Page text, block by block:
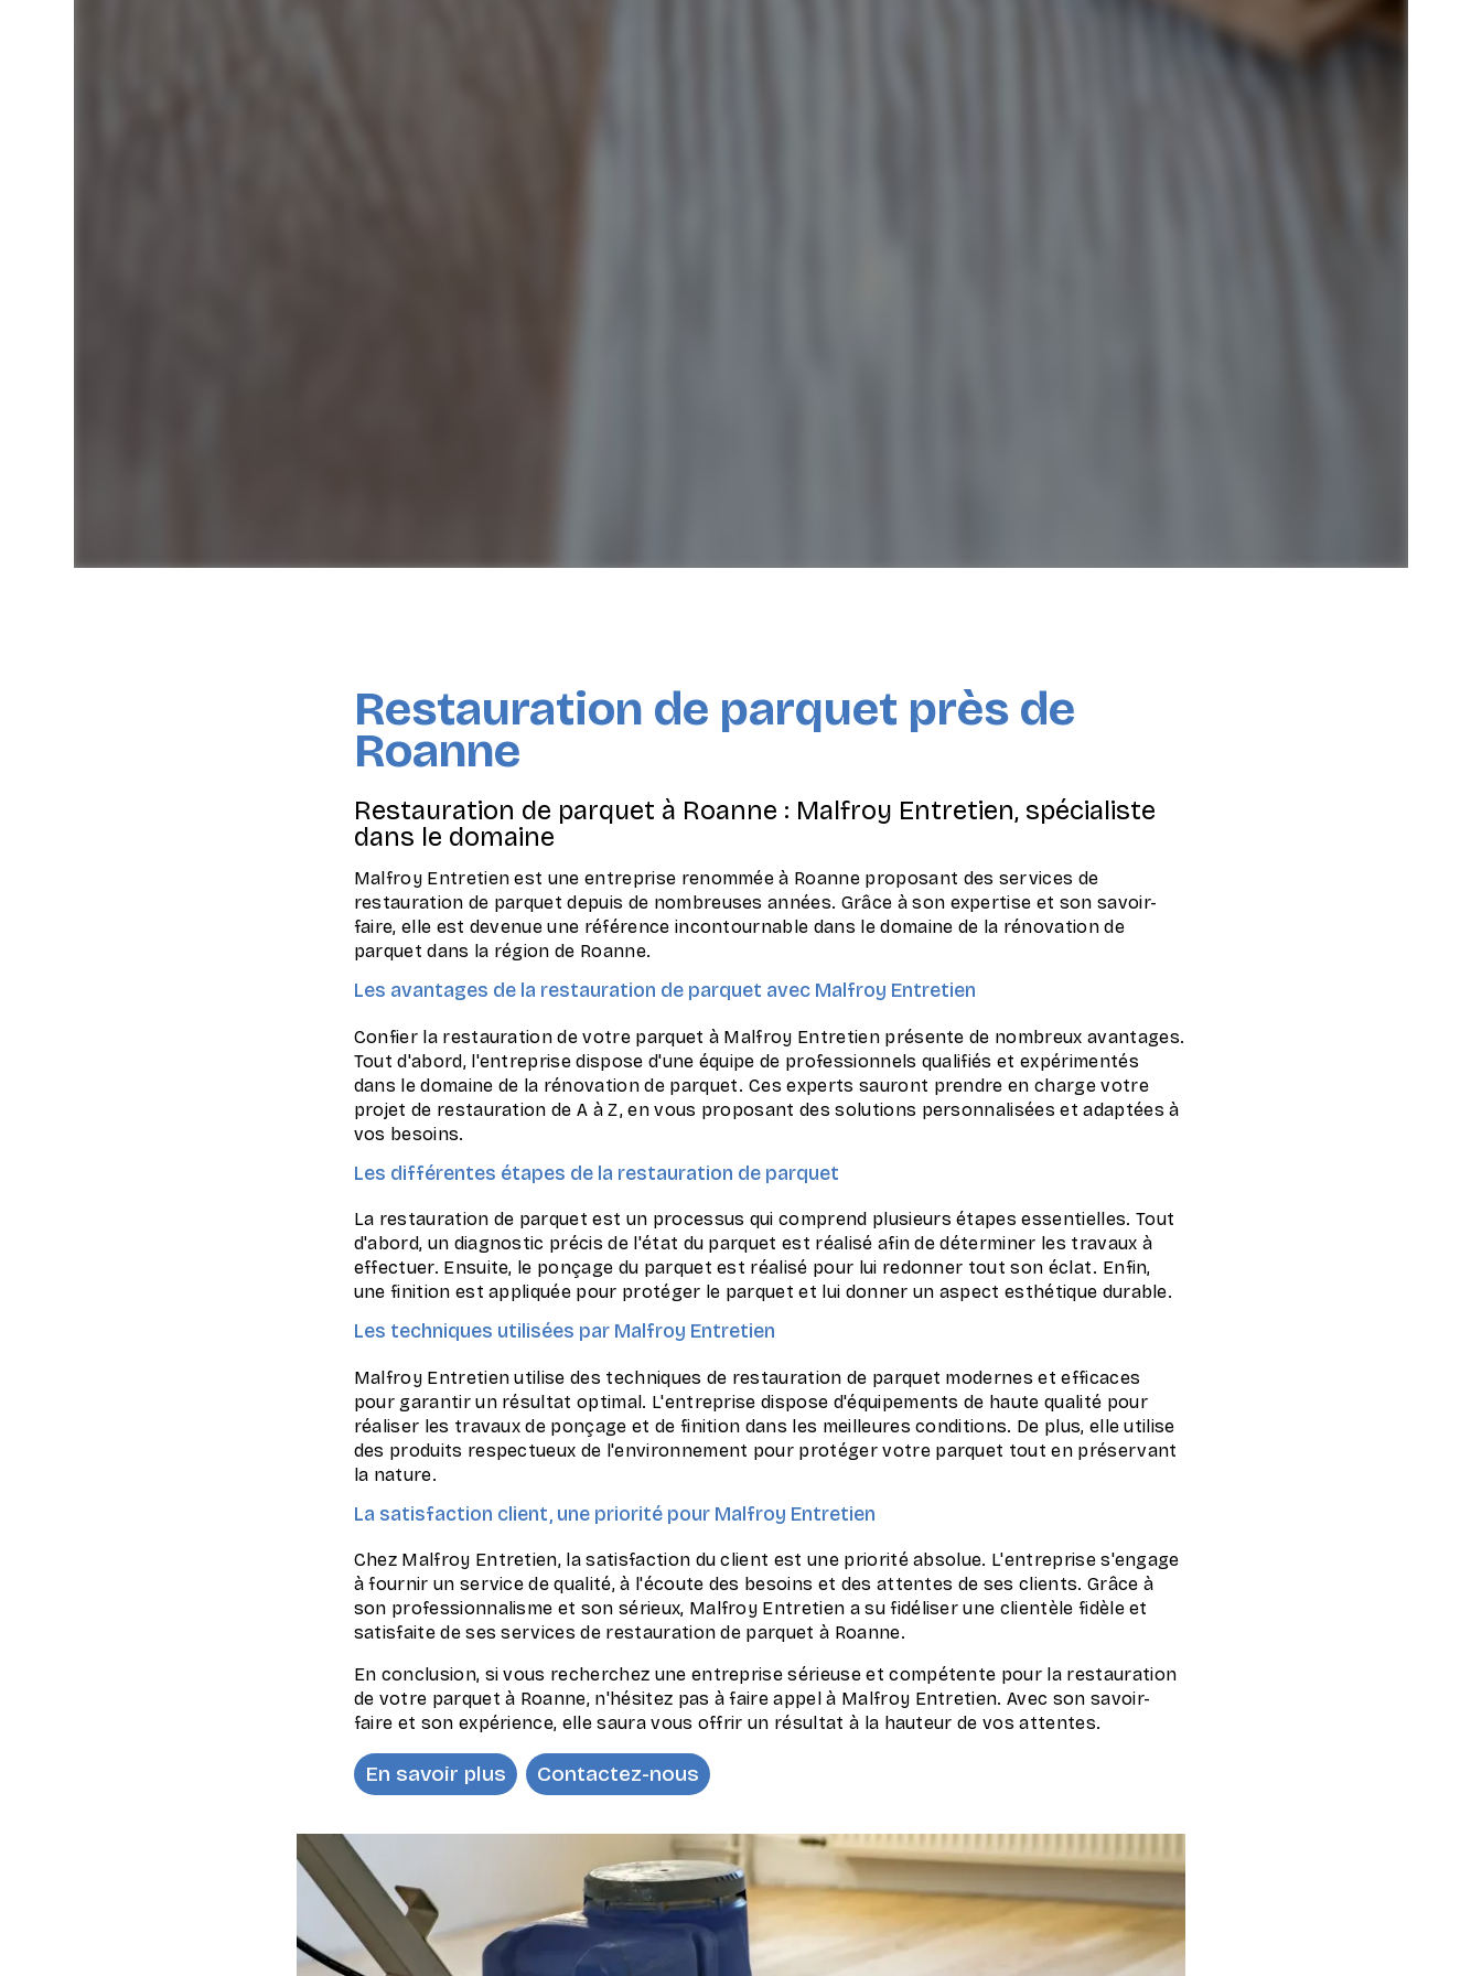
Restauration de parquet près de
Roanne
Restauration de parquet à Roanne : Malfroy Entretien, spécialiste
dans le domaine
Malfroy Entretien est une entreprise renommée à Roanne proposant des services de
restauration de parquet depuis de nombreuses années. Grâce à son expertise et son savoir-
faire, elle est devenue une référence incontournable dans le domaine de la rénovation de
parquet dans la région de Roanne.
Les avantages de la restauration de parquet avec Malfroy Entretien
Confier la restauration de votre parquet à Malfroy Entretien présente de nombreux avantages.
Tout d'abord, l'entreprise dispose d'une équipe de professionnels qualifiés et expérimentés
dans le domaine de la rénovation de parquet. Ces experts sauront prendre en charge votre
projet de restauration de A à Z, en vous proposant des solutions personnalisées et adaptées à
vos besoins.
Les différentes étapes de la restauration de parquet
La restauration de parquet est un processus qui comprend plusieurs étapes essentielles. Tout
d'abord, un diagnostic précis de l'état du parquet est réalisé afin de déterminer les travaux à
effectuer. Ensuite, le ponçage du parquet est réalisé pour lui redonner tout son éclat. Enfin,
une finition est appliquée pour protéger le parquet et lui donner un aspect esthétique durable.
Les techniques utilisées par Malfroy Entretien
Malfroy Entretien utilise des techniques de restauration de parquet modernes et efficaces
pour garantir un résultat optimal. L'entreprise dispose d'équipements de haute qualité pour
réaliser les travaux de ponçage et de finition dans les meilleures conditions. De plus, elle utilise
des produits respectueux de l'environnement pour protéger votre parquet tout en préservant
la nature.
La satisfaction client, une priorité pour Malfroy Entretien
Chez Malfroy Entretien, la satisfaction du client est une priorité absolue. L'entreprise s'engage
à fournir un service de qualité, à l'écoute des besoins et des attentes de ses clients. Grâce à
son professionnalisme et son sérieux, Malfroy Entretien a su fidéliser une clientèle fidèle et
satisfaite de ses services de restauration de parquet à Roanne.
En conclusion, si vous recherchez une entreprise sérieuse et compétente pour la restauration
de votre parquet à Roanne, n'hésitez pas à faire appel à Malfroy Entretien. Avec son savoir-
faire et son expérience, elle saura vous offrir un résultat à la hauteur de vos attentes.
En savoir plus Contactez-nous